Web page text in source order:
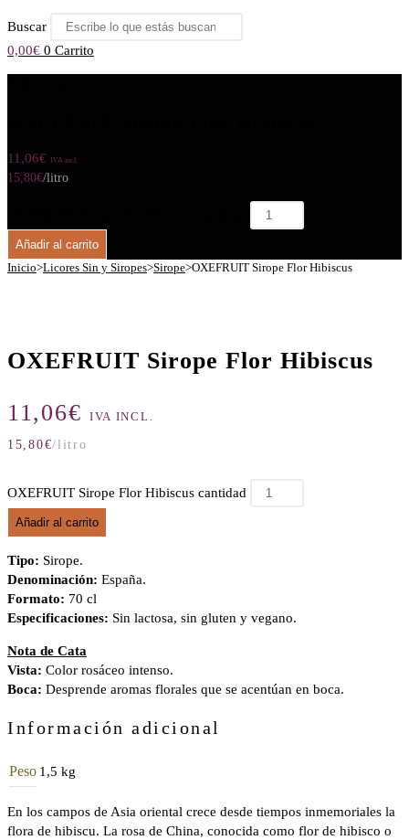
Buscar
0,00€ 0 Carrito
11,06€ IVA incl.
15,80€/litro
Añadir al carrito
Inicio>Licores Sin y Siropes>Sirope>OXEFRUIT Sirope Flor Hibiscus
OXEFRUIT Sirope Flor Hibiscus
11,06€ IVA INCL.
15,80€/litro
OXEFRUIT Sirope Flor Hibiscus cantidad
Añadir al carrito
Tipo: Sirope.
Denominación: España.
Formato: 70 cl
Especificaciones: Sin lactosa, sin gluten y vegano.
Nota de Cata
Vista: Color rosáceo intenso.
Boca: Desprende aromas florales que se acentúan en boca.
Información adicional
Peso 1,5 kg
En los campos de Asia oriental crece desde tiempos inmemoriales la
flora de hibiscu. La rosa de China, conocida como flor de hibisco o